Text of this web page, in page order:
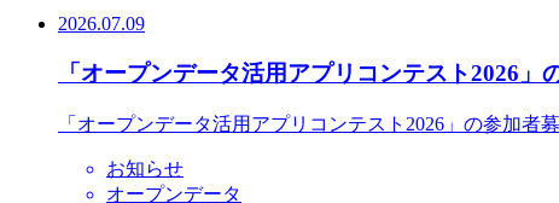
2026.07.09
「オープンデータ活用アプリコンテスト2026」
「オープンデータ活用アプリコンテスト2026」の参加者
お知らせ
オープンデータ